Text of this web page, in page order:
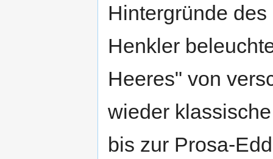
Hintergründe
Henkler
Heeres" von
wieder
bis zur Prosa-